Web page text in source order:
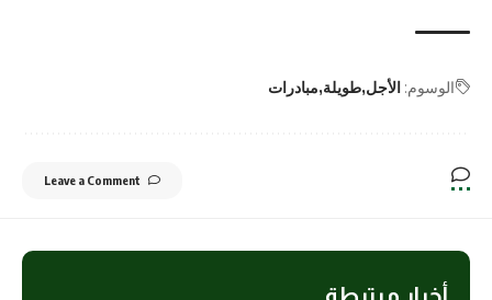
الوسوم: الأجل طويلة مبادرات
Leave a Comment